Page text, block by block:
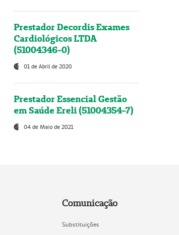
Prestador Decordis Exames
Cardiológicos LTDA
(51004346-0)
01 de Abril de 2020
Prestador Essencial Gestão
em Saúde Ereli (51004354-7)
04 de Maio de 2021
Comunicação
Substituições